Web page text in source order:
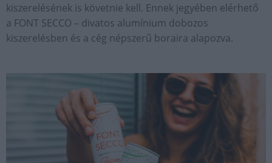
kiszerelésének is követnie kell. Ennek jegyében elérhető
a FONT SECCO – divatos alumínium dobozos
kiszerelésben és a cég népszerű boraira alapozva.